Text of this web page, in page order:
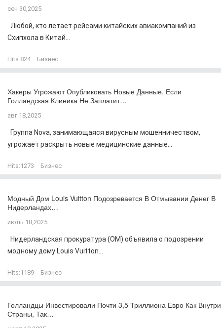
сен 30,2025
Любой, кто летает рейсами китайских авиакомпаний из
Схипхола в Китай...
Hits:824 Бизнес
Хакеры Угрожают Опубликовать Новые Данные, Если
Голландская Клиника Не Заплатит…
авг 18,2025
Группа Nova, занимающаяся вирусным мошенничеством,
угрожает раскрыть новые медицинские данные...
Hits:1273 Бизнес
Модный Дом Louis Vuitton Подозревается В Отмывании Денег В
Нидерландах…
июль 18,2025
Нидерландская прокуратура (OM) объявила о подозрении
модному дому Louis Vuitton...
Hits:1189 Бизнес
Голландцы Инвестировали Почти 3,5 Триллиона Евро Как Внутри
Страны, Так…